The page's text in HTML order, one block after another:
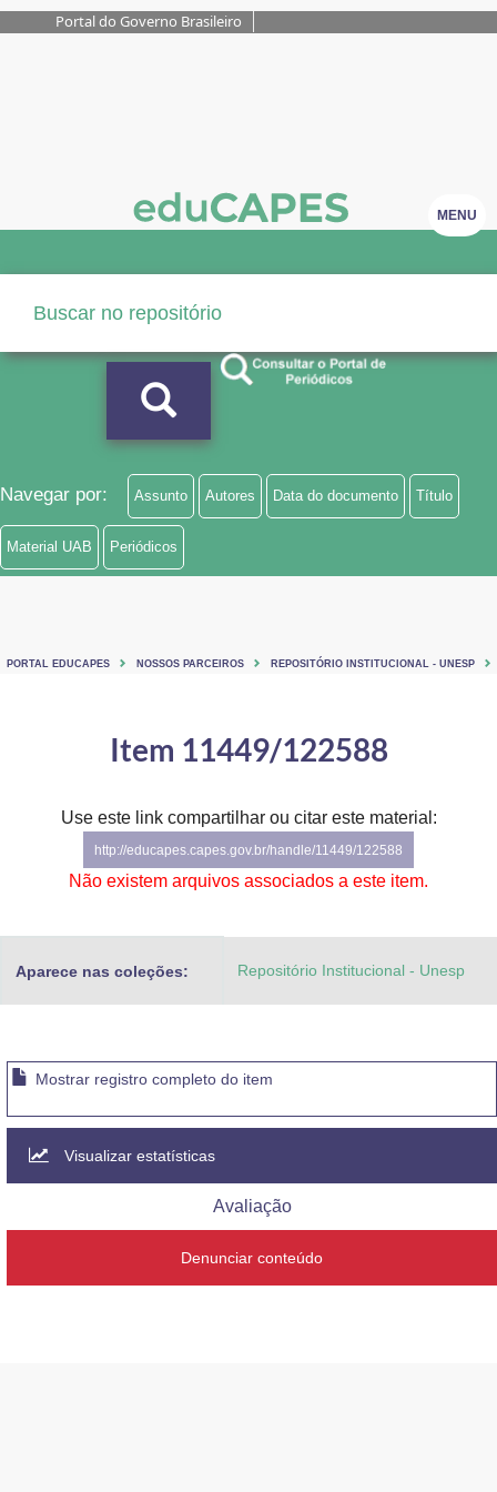
Portal do Governo Brasileiro
MENU
Navegar por: Assunto Autores Data do documento Título
Material UAB Periódicos
PORTAL EDUCAPES NOSSOS PARCEIROS REPOSITÓRIO INSTITUCIONAL - UNESP
Item 11449/122588
Use este link compartilhar ou citar este material:
http://educapes.capes.gov.br/handle/11449/122588
Não existem arquivos associados a este item.
Aparece nas coleções: Repositório Institucional - Unesp
Mostrar registro completo do item
Visualizar estatísticas
Avaliação
Denunciar conteúdo